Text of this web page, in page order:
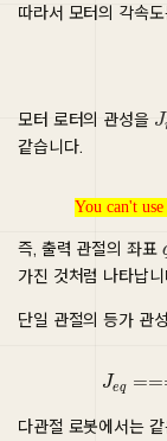
따라서 모터의 각속
모터 로터의 관성을
같습니다.
즉, 출력 관절의 좌표
가진 것처럼 나타납니
단일 관절의 등가 관
J
다관절 로봇에서는